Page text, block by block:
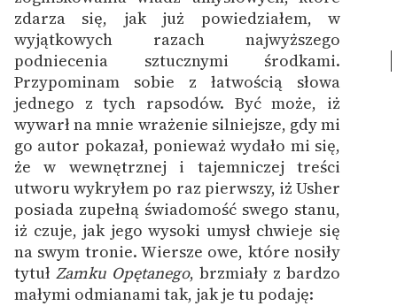
zdarza się, jak już powiedziałem, w
wyjątkowych razach najwyższego
podniecenia sztucznymi środkami.
Przypominam sobie z łatwością słowa
jednego z tych rapsodów. Być może, iż
wywarł na mnie wrażenie silniejsze, gdy mi
go autor pokazał, ponieważ wydało mi się,
że w wewnętrznej i tajemniczej treści
utworu wykryłem po raz pierwszy, iż Usher
posiada zupełną świadomość swego stanu,
iż czuje, jak jego wysoki umysł chwieje się
na swym tronie. Wiersze owe, które nosiły
tytuł Zamku Opętanego, brzmiały z bardzo
małymi odmianami tak, jak je tu podaję: